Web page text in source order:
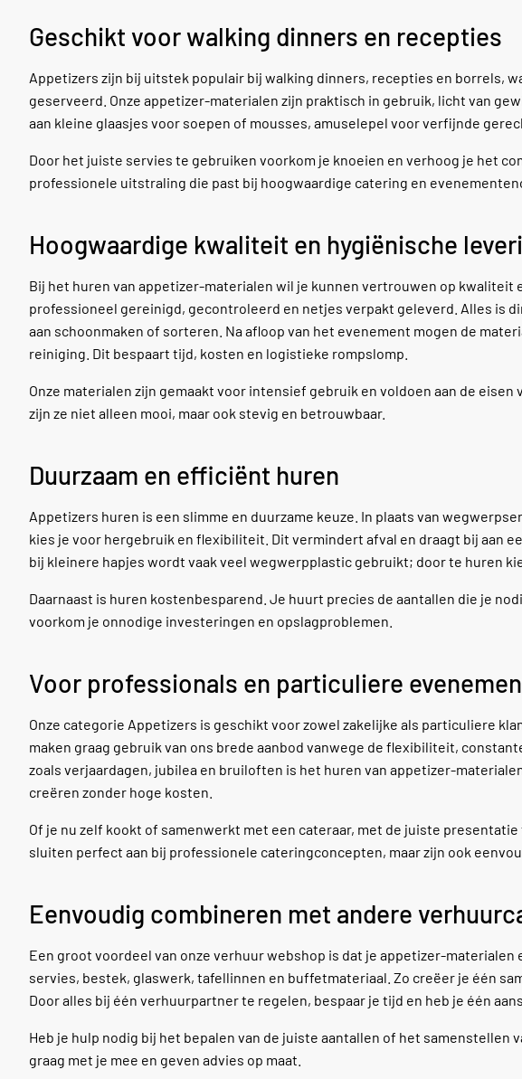
Geschikt voor walking dinners en recepties
Appetizers zijn bij uitstek populair bij walking dinners, recepties en borrels,
geserveerd. Onze appetizer-materialen zijn praktisch in gebruik, licht van
aan kleine glaasjes voor soepen of mousses, amuselepel voor verfijnde
Door het juiste servies te gebruiken voorkom je knoeien en verhoog je het
professionele uitstraling die past bij hoogwaardige catering en
Hoogwaardige kwaliteit en hygiënische
Bij het huren van appetizer-materialen wil je kunnen vertrouwen op kwaliteit
professioneel gereinigd, gecontroleerd en netjes verpakt geleverd. Alles is
aan schoonmaken of sorteren. Na afloop van het evenement mogen de
reiniging. Dit bespaart tijd, kosten en logistieke rompslomp.
Onze materialen zijn gemaakt voor intensief gebruik en voldoen aan de
zijn ze niet alleen mooi, maar ook stevig en betrouwbaar.
Duurzaam en efficiënt huren
Appetizers huren is een slimme en duurzame keuze. In plaats van
kies je voor hergebruik en flexibiliteit. Dit vermindert afval en draagt bij aan
bij kleinere hapjes wordt vaak veel wegwerpplastic gebruikt; door te huren
Daarnaast is huren kostenbesparend. Je huurt precies de aantallen die je
voorkom je onnodige investeringen en opslagproblemen.
Voor professionals en particuliere
Onze categorie Appetizers is geschikt voor zowel zakelijke als particuliere
maken graag gebruik van ons brede aanbod vanwege de flexibiliteit,
zoals verjaardagen, jubilea en bruiloften is het huren van appetizer-
creëren zonder hoge kosten.
Of je nu zelf kookt of samenwerkt met een cateraar, met de juiste
sluiten perfect aan bij professionele cateringconcepten, maar zijn ook
Eenvoudig combineren met andere
Een groot voordeel van onze verhuur webshop is dat je appetizer-
servies, bestek, glaswerk, tafellinnen en buffetmateriaal. Zo creëer je één
Door alles bij één verhuurpartner te regelen, bespaar je tijd en heb je één
Heb je hulp nodig bij het bepalen van de juiste aantallen of het samenstellen
graag met je mee en geven advies op maat.